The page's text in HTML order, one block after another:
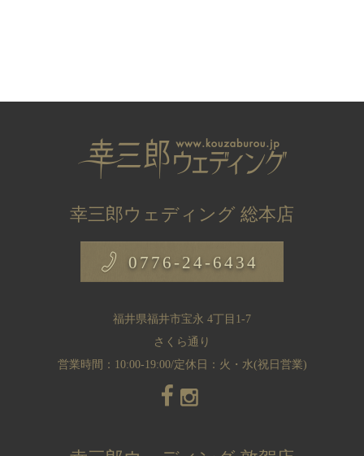
幸三郎ウェディング 総本店
0776-24-6434
福井県福井市宝永 4丁目1-7
さくら通り
営業時間：10:00-19:00/定休日：火・水(祝日営業)